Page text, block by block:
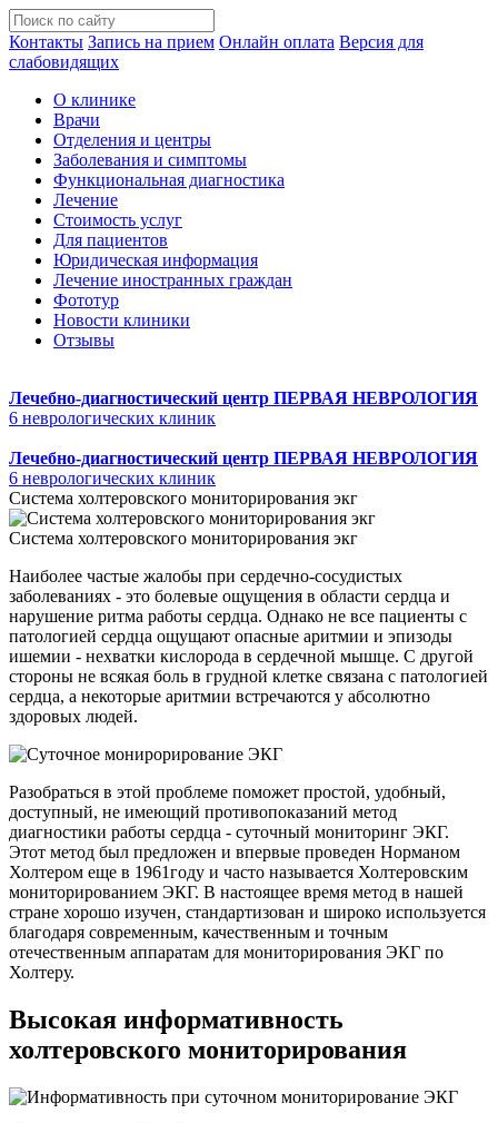
Контакты Запись на прием Онлайн оплата Версия для
слабовидящих
О клинике
Врачи
Отделения и центры
Заболевания и симптомы
Функциональная диагностика
Лечение
Стоимость услуг
Для пациентов
Юридическая информация
Лечение иностранных граждан
Фототур
Новости клиники
Отзывы
Лечебно-диагностический центр ПЕРВАЯ НЕВРОЛОГИЯ
6 неврологических клиник
Лечебно-диагностический центр ПЕРВАЯ НЕВРОЛОГИЯ
6 неврологических клиник
Система холтеровского мониторирования экг
Система холтеровского мониторирования экг
Наиболее частые жалобы при сердечно-сосудистых
заболеваниях - это болевые ощущения в области сердца и
нарушение ритма работы сердца. Однако не все пациенты с
патологией сердца ощущают опасные аритмии и эпизоды
ишемии - нехватки кислорода в сердечной мышце. С другой
стороны не всякая боль в грудной клетке связана с патологией
сердца, а некоторые аритмии встречаются у абсолютно
здоровых людей.
Разобраться в этой проблеме поможет простой, удобный,
доступный, не имеющий противопоказаний метод
диагностики работы сердца - суточный мониторинг ЭКГ.
Этот метод был предложен и впервые проведен Норманом
Холтером еще в 1961году и часто называется Холтеровским
мониторированием ЭКГ. В настоящее время метод в нашей
стране хорошо изучен, стандартизован и широко используется
благодаря современным, качественным и точным
отечественным аппаратам для мониторирования ЭКГ по
Холтеру.
Высокая информативность
холтеровского мониторирования